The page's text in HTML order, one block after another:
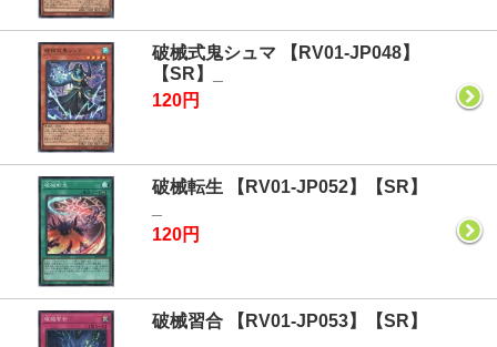
破械式鬼シュマ 【RV01-JP048】
【SR】_
120円
破械転生 【RV01-JP052】【SR】
120円
破械習合 【RV01-JP053】【SR】